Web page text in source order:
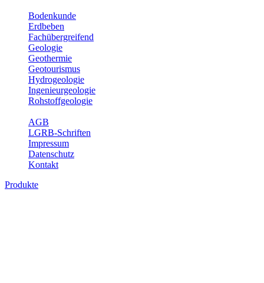
Bodenkunde
Erdbeben
Fachübergreifend
Geologie
Geothermie
Geotourismus
Hydrogeologie
Ingenieurgeologie
Rohstoffgeologie
AGB
LGRB-Schriften
Impressum
Datenschutz
Kontakt
Produkte